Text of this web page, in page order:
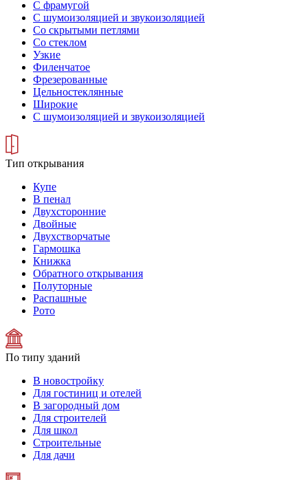
С фрамугой
С шумоизоляцией и звукоизоляцией
Со скрытыми петлями
Со стеклом
Узкие
Филенчатое
Фрезерованные
Цельностеклянные
Широкие
С шумоизоляцией и звукоизоляцией
Тип открывания
Купе
В пенал
Двухсторонние
Двойные
Двухстворчатые
Гармошка
Книжка
Обратного открывания
Полуторные
Распашные
Рото
По типу зданий
В новостройку
Для гостиниц и отелей
В загородный дом
Для строителей
Для школ
Строительные
Для дачи